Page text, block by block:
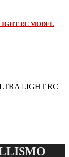
RC MODEL
LIGHT RC